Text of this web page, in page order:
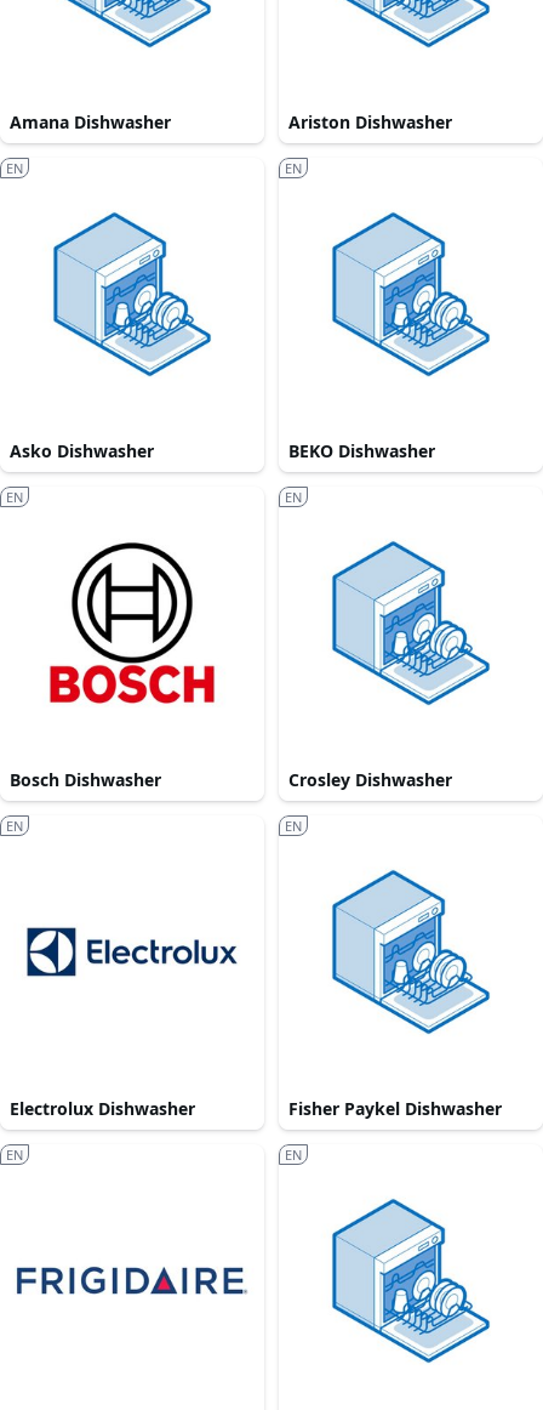
Amana Dishwasher Ariston Dishwasher
Asko Dishwasher
EN
BEKO Dishwasher
EN
Bosch Dishwasher
EN
Crosley Dishwasher
EN
Electrolux Dishwasher
EN
Fisher Paykel Dishwasher
EN
EN EN